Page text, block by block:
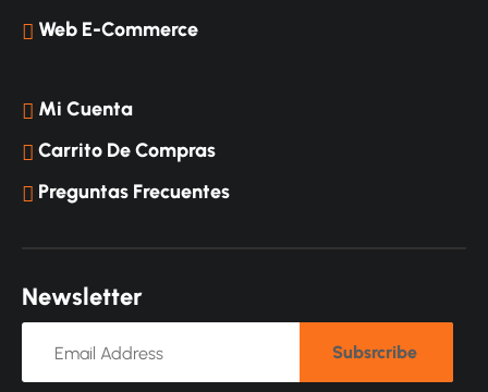
Web E-Commerce
Mi Cuenta
Carrito De Compras
Preguntas Frecuentes
Newsletter
Subsrcribe